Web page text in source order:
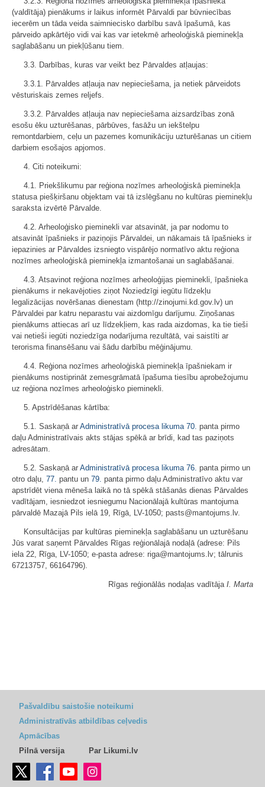
(valdītāja) pienākums ir laikus informēt Pārvaldi par būvniecības
iecerēm un tāda veida saimniecisko darbību savā īpašumā, kas
pārveido apkārtējo vidi vai kas var ietekmē arheoloģiskā pieminekļa
saglabāšanu un piekļūšanu tiem.
3.3. Darbības, kuras var veikt bez Pārvaldes atļaujas:
3.3.1. Pārvaldes atļauja nav nepieciešama, ja netiek pārveidots
vēsturiskais zemes reljefs.
3.3.2. Pārvaldes atļauja nav nepieciešama aizsardzības zonā
esošu ēku uzturēšanas, pārbūves, fasāžu un iekštelpu
remontdarbiem, ceļu un pazemes komunikāciju uzturēšanas un citiem
darbiem esošajos apjomos.
4. Citi noteikumi:
4.1. Priekšlikumu par reģiona nozīmes arheoloģiskā pieminekļa
statusa piešķiršanu objektam vai tā izslēgšanu no kultūras pieminekļu
saraksta izvērtē Pārvalde.
4.2. Arheoloģisko pieminekli var atsavināt, ja par nodomu to
atsavināt īpašnieks ir paziņojis Pārvaldei, un nākamais tā īpašnieks ir
iepazinies ar Pārvaldes izsniegto vispārējo normatīvo aktu reģiona
nozīmes arheoloģiskā pieminekļa izmantošanai un saglabāšanai.
4.3. Atsavinot reģiona nozīmes arheoloģijas pieminekli, īpašnieka
pienākums ir nekavējoties ziņot Noziedzīgi iegūtu līdzekļu
legalizācijas novēršanas dienestam (http://zinojumi.kd.gov.lv) un
Pārvaldei par katru neparastu vai aizdomīgu darījumu. Ziņošanas
pienākums attiecas arī uz līdzekļiem, kas rada aizdomas, ka tie tieši
vai netieši iegūti noziedzīga nodarījuma rezultātā, vai saistīti ar
terorisma finansēšanu vai šādu darbību mēģinājumu.
4.4. Reģiona nozīmes arheoloģiskā pieminekļa īpašniekam ir
pienākums nostiprināt zemesgrāmatā īpašuma tiesību aprobežojumu
uz reģiona nozīmes arheoloģisko pieminekli.
5. Apstrīdēšanas kārtība:
5.1. Saskaņā ar Administratīvā procesa likuma 70. panta pirmo
daļu Administratīvais akts stājas spēkā ar brīdi, kad tas paziņots
adresātam.
5.2. Saskaņā ar Administratīvā procesa likuma 76. panta pirmo un
otro daļu, 77. pantu un 79. panta pirmo daļu Administratīvo aktu var
apstrīdēt viena mēneša laikā no tā spēkā stāšanās dienas Pārvaldes
vadītājam, iesniedzot iesniegumu Nacionālajā kultūras mantojuma
pārvaldē Mazajā Pils ielā 19, Rīgā, LV-1050; pasts@mantojums.lv.
Konsultācijas par kultūras pieminekļa saglabāšanu un uzturēšanu
Jūs varat saņemt Pārvaldes Rīgas reģionālajā nodaļā (adrese: Pils
iela 22, Rīga, LV-1050; e-pasta adrese: riga@mantojums.lv; tālrunis
67213757, 66164796).
Rīgas reģionālās nodaļas vadītāja I. Marta
Pašvaldību saistošie noteikumi
Administratīvās atbildības ceļvedis
Apmācības
Pilnā versija
Par Likumi.lv